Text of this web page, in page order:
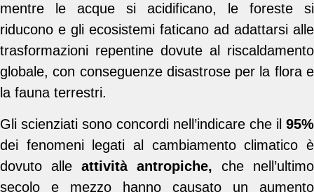
mentre le acque si acidificano, le foreste si
riducono e gli ecosistemi faticano ad adattarsi alle
trasformazioni repentine dovute al riscaldamento
globale, con conseguenze disastrose per la flora e
la fauna terrestri.
Gli scienziati sono concordi nell’indicare che il 95%
dei fenomeni legati al cambiamento climatico è
dovuto alle attività antropiche, che nell’ultimo
secolo e mezzo hanno causato un aumento